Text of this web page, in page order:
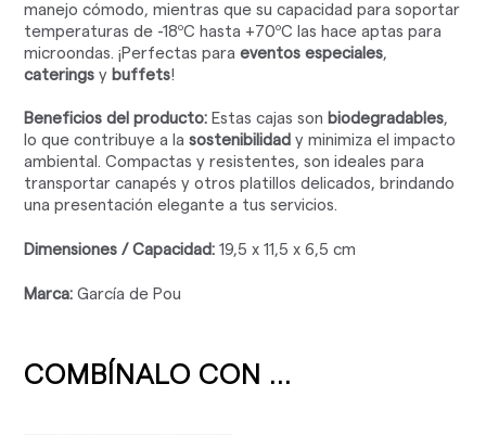
manejo cómodo, mientras que su capacidad para soportar
temperaturas de -18ºC hasta +70ºC las hace aptas para
microondas. ¡Perfectas paraeventos especiales,
caterings y buffets!
Beneficios del producto: Estas cajas son biodegradables,
lo que contribuye a lasostenibilidad y minimiza el impacto
ambiental. Compactas y resistentes, son ideales para
transportar canapés y otros platillos delicados, brindando
una presentación elegante a tus servicios.
Dimensiones / Capacidad: 19,5 x 11,5 x 6,5 cm
Marca: García de Pou
COMBÍNALO CON ...